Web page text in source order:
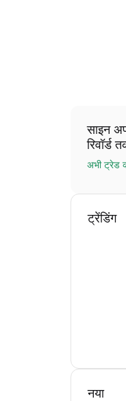
साइन
रिवॉर्ड
अभी ट्रेड
ट्रेंडिंग
नया